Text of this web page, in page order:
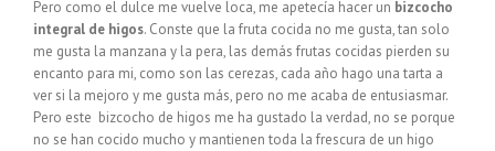
Pero como el dulce me vuelve loca, me apetecía hacer un bizcocho
integral de higos. Conste que la fruta cocida no me gusta, tan solo
me gusta la manzana y la pera, las demás frutas cocidas pierden su
encanto para mi, como son las cerezas, cada año hago una tarta a
ver si la mejoro y me gusta más, pero no me acaba de entusiasmar.
Pero este bizcocho de higos me ha gustado la verdad, no se porque
no se han cocido mucho y mantienen toda la frescura de un higo